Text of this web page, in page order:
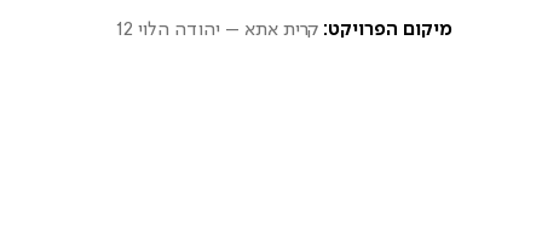
מיקום הפרויקט: קרית אתא – יהודה הלוי 12